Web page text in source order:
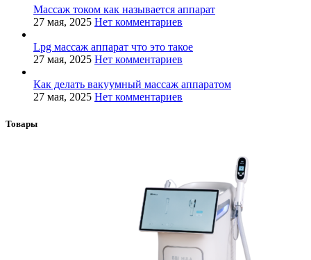
Массаж током как называется аппарат
27 мая, 2025 Нет комментариев
Lpg массаж аппарат что это такое
27 мая, 2025 Нет комментариев
Как делать вакуумный массаж аппаратом
27 мая, 2025 Нет комментариев
Товары